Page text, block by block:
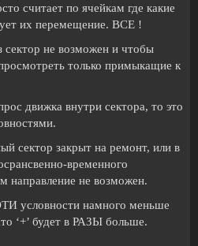
считает по ячейкам где какие
их перемещение. ВСЕ !
сектор не возможен и чтобы
только примыкащие к
движка внутри сектора, то это
сектор закрыт на ремонт, или в
временного
направление не возможен.
условности намного меньше
‘+’ будет в РАЗЫ больше.